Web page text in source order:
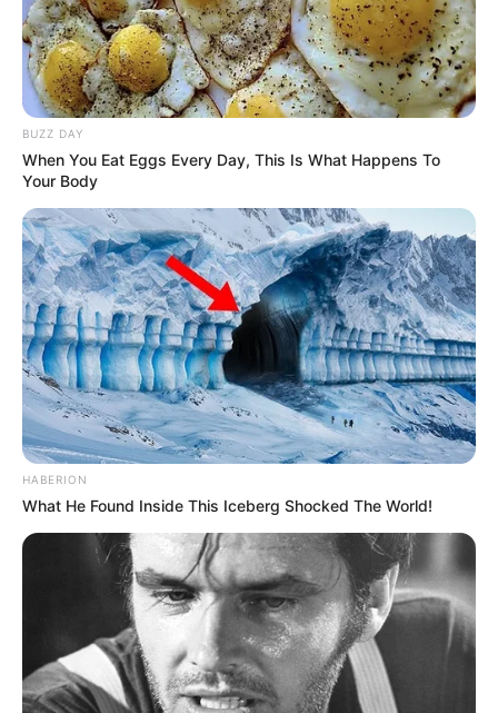
BUZZ DAY
When You Eat Eggs Every Day, This Is What Happens To
Your Body
HABERION
What He Found Inside This Iceberg Shocked The World!